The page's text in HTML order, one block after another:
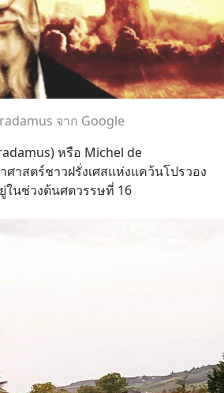
จาก Google
หรือ Michel de
าสตร์ชาวฝรั่งเศสแห่งแคว้นโปรวอง
ในช่วงต้นศตวรรษที่ 16